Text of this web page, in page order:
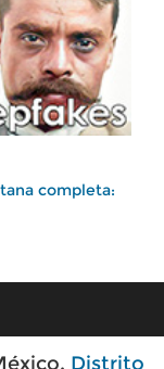
completa:
Distrito